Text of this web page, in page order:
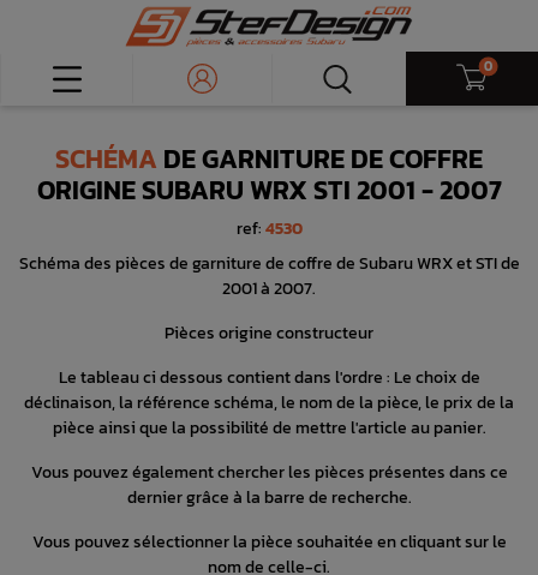
0
SCHÉMA DE GARNITURE DE COFFRE
ORIGINE SUBARU WRX STI 2001 - 2007
ref:4530
Schéma des pièces de garniture de coffre de Subaru WRX et STI de
2001 à 2007.
Pièces origine constructeur
Le tableau ci dessous contient dans l'ordre : Le choix de
déclinaison, la référence schéma, le nom de la pièce, le prix de la
pièce ainsi que la possibilité de mettre l'article au panier.
Vous pouvez également chercher les pièces présentes dans ce
dernier grâce à la barre de recherche.
Vous pouvez sélectionner la pièce souhaitée en cliquant sur le
nom de celle-ci.